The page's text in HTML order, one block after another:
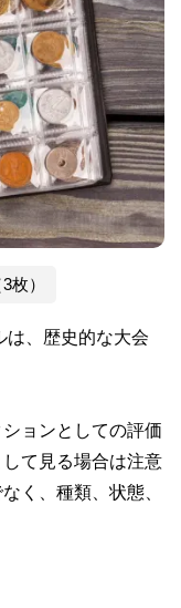
枚）
は、歴史的な大会
ョンとしての評価
て見る場合は注意
く、種類、状態、